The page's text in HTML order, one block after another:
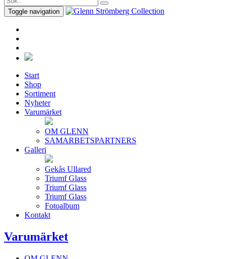
Toggle navigation
Start
Shop
Sortiment
Nyheter
Varumärket
OM GLENN
SAMARBETSPARTNERS
Galleri
Gekås Ullared
Triumf Glass
Triumf Glass
Triumf Glass
Fotoalbum
Kontakt
Varumärket